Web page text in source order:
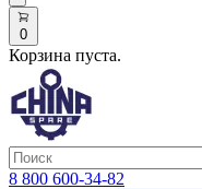
0
Корзина пуста.
8 800 600-34-82